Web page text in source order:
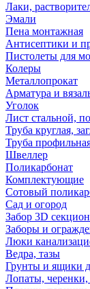
Лаки,
Эмали
Пена монтажная
Антисептики и
Пистолеты для
Колеры
Металлопрокат
Арматура и
Уголок
Лист стальной,
Труба круглая,
Труба
Швеллер
Поликарбонат
Комплектующие
Сотовый
Сад и огород
Забор 3D
Заборы и
Люки
Ведра, тазы
Грунты и ящики
Лопаты,